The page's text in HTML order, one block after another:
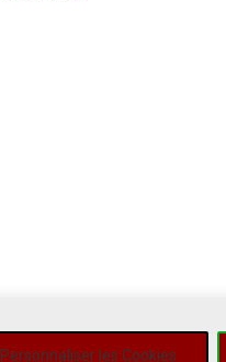
Personnaliser les Cookies